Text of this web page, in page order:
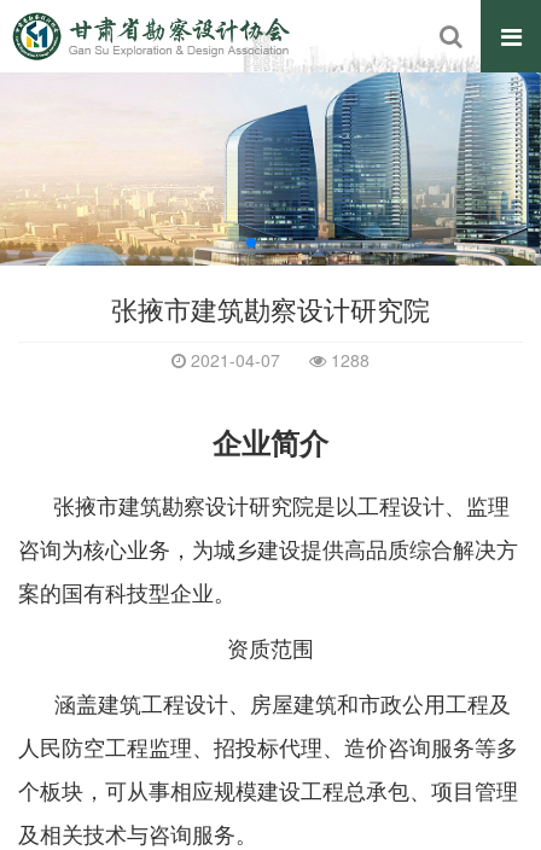
张掖市建筑勘察设计研究院
2021-04-07 1288
企业简介
张掖市建筑勘察设计研究院是以工程设计、监理
咨询为核心业务，为城乡建设提供高品质综合解决方
案的国有科技型企业。
资质范围
涵盖建筑工程设计、房屋建筑和市政公用工程及
人民防空工程监理、招投标代理、造价咨询服务等多
个板块，可从事相应规模建设工程总承包、项目管理
及相关技术与咨询服务。